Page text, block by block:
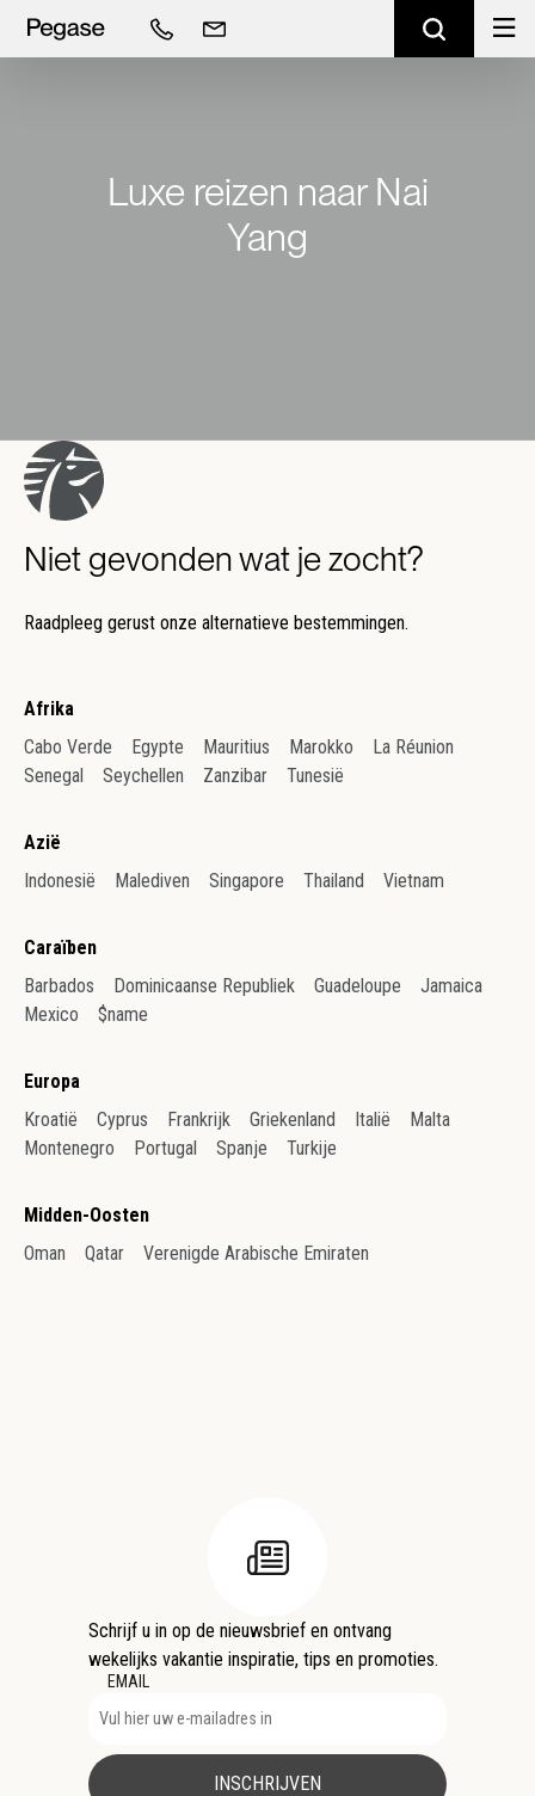
Luxe reizen naar Nai
Yang
Niet gevonden wat je zocht?
Raadpleeg gerust onze alternatieve bestemmingen.
Afrika
Cabo Verde
Egypte Mauritius Marokko
La Réunion
Senegal
Seychellen Zanzibar Tunesië
Azië
Indonesië
Malediven Singapore Thailand Vietnam
Caraïben
Barbados
Dominicaanse Republiek Guadeloupe
Jamaica
Mexico
$name
Europa
Kroatië
Cyprus Frankrijk Griekenland Italië
Malta
Montenegro
Portugal Spanje Turkije
Midden-Oosten
Oman
Qatar Verenigde Arabische Emiraten
Schrijf u in op de nieuwsbrief en ontvang
wekelijks vakantie inspiratie, tips en promoties.
EMAIL
INSCHRIJVEN